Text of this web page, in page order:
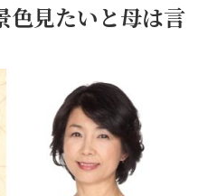
色見たいと母は言